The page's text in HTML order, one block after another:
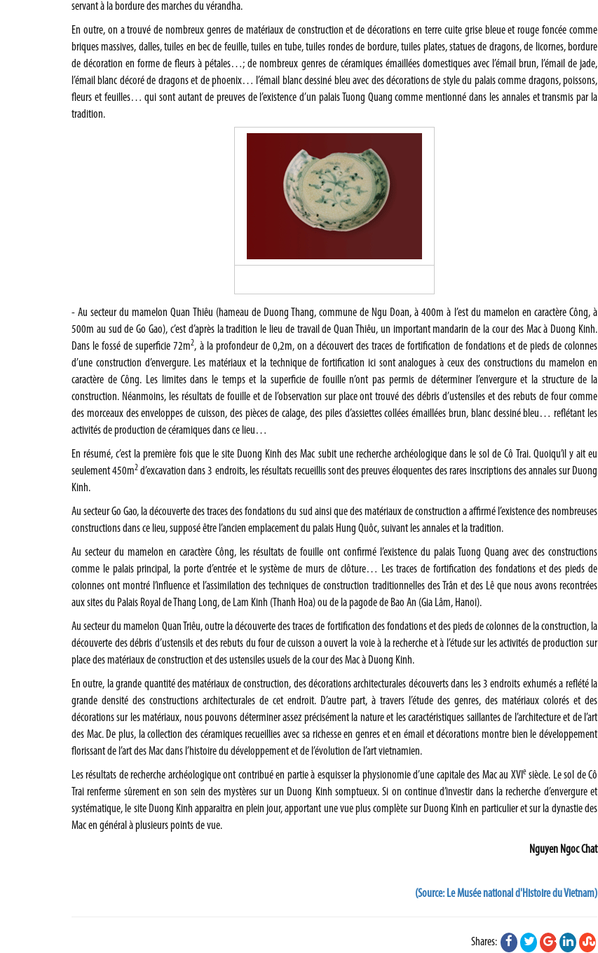
servant à la bordure des marches du vérandha.
En outre, on a trouvé de nombreux genres de matériaux de construction et de décorations en terre cuite grise bleue et rouge foncée comme
briques massives, dalles, tuiles en bec de feuille, tuiles en tube, tuiles rondes de bordure, tuiles plates, statues de dragons, de licornes, bordure
de décoration en forme de fleurs à pétales…; de nombreux genres de céramiques émaillées domestiques avec l’émail brun, l’émail de jade,
l’émail blanc décoré de dragons et de phoenix… l’émail blanc dessiné bleu avec des décorations de style du palais comme dragons, poissons,
fleurs et feuilles… qui sont autant de preuves de l’existence d’un palais Tuong Quang comme mentionné dans les annales et transmis par la
tradition.
- Au secteur du mamelon Quan Thiêu (hameau de Duong Thang, commune de Ngu Doan, à 400m à l’est du mamelon en caractère Công, à
500m au sud de Go Gao), c’est d’après la tradition le lieu de travail de Quan Thiêu, un important mandarin de la cour des Mac à Duong Kinh.
Dans le fossé de superficie 72m2, à la profondeur de 0,2m, on a découvert des traces de fortification de fondations et de pieds de colonnes
d’une construction d’envergure. Les matériaux et la technique de fortification ici sont analogues à ceux des constructions du mamelon en
caractère de Công. Les limites dans le temps et la superficie de fouille n’ont pas permis de déterminer l’envergure et la structure de la
construction. Néanmoins, les résultats de fouille et de l’observation sur place ont trouvé des débris d’ustensiles et des rebuts de four comme
des morceaux des enveloppes de cuisson, des pièces de calage, des piles d’assiettes collées émaillées brun, blanc dessiné bleu… reflétant les
activités de production de céramiques dans ce lieu…
En résumé, c’est la première fois que le site Duong Kinh des Mac subit une recherche archéologique dans le sol de Cô Trai. Quoiqu’il y ait eu
seulement 450m2 d’excavation dans 3 endroits, les résultats recueillis sont des preuves éloquentes des rares inscriptions des annales sur Duong
Kinh.
Au secteur Go Gao, la découverte des traces des fondations du sud ainsi que des matériaux de construction a affirmé l’existence des nombreuses
constructions dans ce lieu, supposé être l’ancien emplacement du palais Hung Quôc, suivant les annales et la tradition.
Au secteur du mamelon en caractère Công, les résultats de fouille ont confirmé l’existence du palais Tuong Quang avec des constructions
comme le palais principal, la porte d’entrée et le système de murs de clôture… Les traces de fortification des fondations et des pieds de
colonnes ont montré l’influence et l’assimilation des techniques de construction traditionnelles des Trân et des Lê que nous avons recontrées
aux sites du Palais Royal de Thang Long, de Lam Kinh (Thanh Hoa) ou de la pagode de Bao An (Gia Lâm, Hanoi).
Au secteur du mamelon Quan Triêu, outre la découverte des traces de fortification des fondations et des pieds de colonnes de la construction, la
découverte des débris d’ustensils et des rebuts du four de cuisson a ouvert la voie à la recherche et à l’étude sur les activités de production sur
place des matériaux de construction et des ustensiles usuels de la cour des Mac à Duong Kinh.
En outre, la grande quantité des matériaux de construction, des décorations architecturales découverts dans les 3 endroits exhumés a reflété la
grande densité des constructions architecturales de cet endroit. D’autre part, à travers l’étude des genres, des matériaux colorés et des
décorations sur les matériaux, nous pouvons déterminer assez précisément la nature et les caractéristiques saillantes de l’architecture et de l’art
des Mac. De plus, la collection des céramiques recueillies avec sa richesse en genres et en émail et décorations montre bien le développement
florissantde l’art des Mac dans l’histoire du développement et de l’évolution de l’art vietnamien.
Les résultats de recherche archéologique ont contribué en partie à esquisser la physionomie d’une capitale des Mac au XVI esiècle. Le sol de Cô
Trai renferme sûrement en son sein des mystères sur un Duong Kinh somptueux. Si on continue d’investir dans la recherche d’envergure et
systématique, le site Duong Kinh apparaitra en plein jour, apportant une vue plus complète sur Duong Kinh en particulier et sur la dynastie des
Mac en général à plusieurs points de vue.
Nguyen Ngoc Chat
(Source: Le Musée national d'Histoire du Vietnam)
Shares: